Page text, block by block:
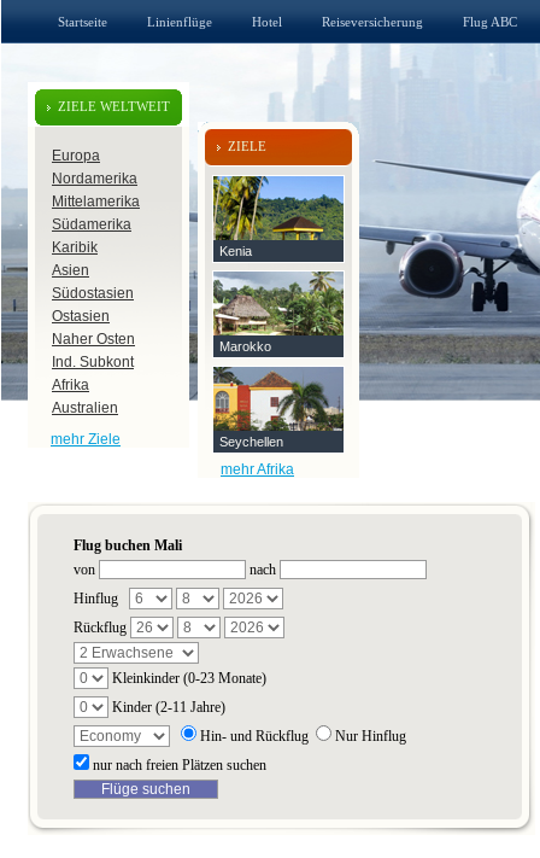
Startseite Linienflüge Hotel Reiseversicherung Flug ABC
ZIELE WELTWEIT
Europa
Nordamerika
Mittelamerika
Südamerika
Karibik
Asien
Südostasien
Ostasien
Naher Osten
Ind. Subkont
Afrika
Australien
mehr Ziele
ZIELE
Kenia
Marokko
Seychellen
mehr Afrika
Flug buchen Mali
von
nach
Hinflug
Rückflug
Kleinkinder (0-23 Monate)
Kinder (2-11 Jahre)
Hin- und Rückflug
Nur Hinflug
nur nach freien Plätzen suchen